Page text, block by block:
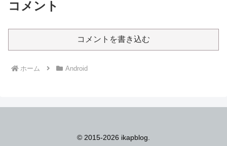
コメント
コメントを書き込む
ホーム Android
© 2015-2026 ikapblog.